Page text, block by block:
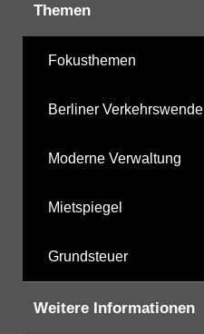
Themen
Fokusthemen
Berliner Verkehrswende
Moderne Verwaltung
Mietspiegel
Grundsteuer
Weitere Informationen